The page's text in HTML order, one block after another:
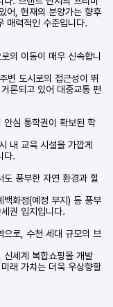
어, 현재의 분양가는 향후
매력적인 수준입니다.
의 이동이 매우 신속합니
변 도시로의 접근성이 뛰
론되고 있어 대중교통 편
심 통학권이 확보된 학
내 교육 시설을 가깝게
다.
풍부한 자연 환경과 힐
백화점(예정 부지) 등 풍부
권 입지입니다.
으로, 수천 세대 규모의 브
세계 복합쇼핑몰 개발
래 가치는 더욱 우상향할